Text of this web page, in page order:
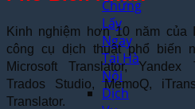
Chứng
Lấy
Ngay
Tại Hà
Nội
Dịch
Kinh nghiệm hơn 10 năm của
công cụ dịch thuật phổ biến
Microsoft Translator, Yandex
Trados Studio, MemoQ,
Translator.